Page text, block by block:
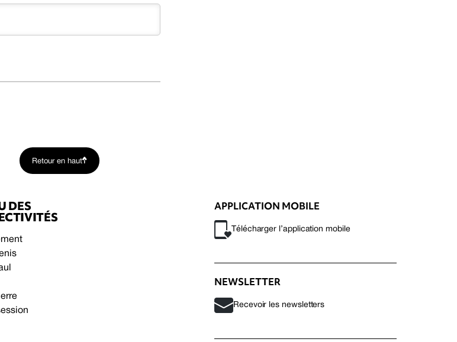
Retour en haut
DES APPLICATION MOBILE
Télécharger l’application mobile
NEWSLETTER
Recevoir les newsletters